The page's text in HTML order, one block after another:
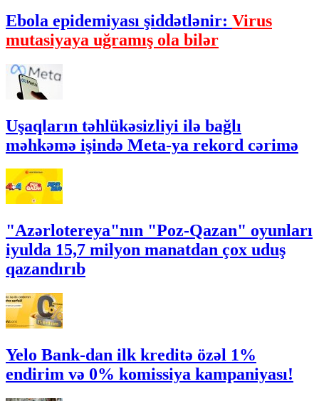
Ebola epidemiyası şiddətlənir: Virus
mutasiyaya uğramış ola bilər
Uşaqların təhlükəsizliyi ilə bağlı
məhkəmə işində Meta-ya rekord cərimə
"Azərlotereya"nın "Poz-Qazan" oyunları
iyulda 15,7 milyon manatdan çox uduş
qazandırıb
Yelo Bank-dan ilk kreditə özəl 1%
endirim və 0% komissiya kampaniyası!